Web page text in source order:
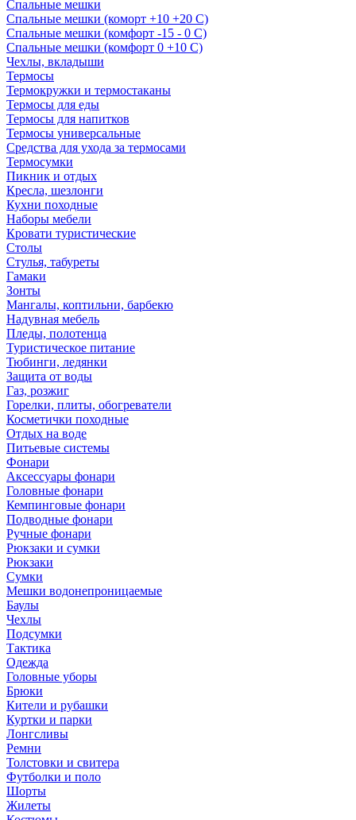
Спальные мешки
Спальные мешки (коморт +10 +20 С)
Спальные мешки (комфорт -15 - 0 С)
Спальные мешки (комфорт 0 +10 С)
Чехлы, вкладыши
Термосы
Термокружки и термостаканы
Термосы для еды
Термосы для напитков
Термосы универсальные
Средства для ухода за термосами
Термосумки
Пикник и отдых
Кресла, шезлонги
Кухни походные
Наборы мебели
Кровати туристические
Столы
Стулья, табуреты
Гамаки
Зонты
Мангалы, коптильни, барбекю
Надувная мебель
Пледы, полотенца
Туристическое питание
Тюбинги, ледянки
Защита от воды
Газ, розжиг
Горелки, плиты, обогреватели
Косметички походные
Отдых на воде
Питьевые системы
Фонари
Аксессуары фонари
Головные фонари
Кемпинговые фонари
Подводные фонари
Ручные фонари
Рюкзаки и сумки
Рюкзаки
Сумки
Мешки водонепроницаемые
Баулы
Чехлы
Подсумки
Тактика
Одежда
Головные уборы
Брюки
Кители и рубашки
Куртки и парки
Лонгсливы
Ремни
Толстовки и свитера
Футболки и поло
Шорты
Жилеты